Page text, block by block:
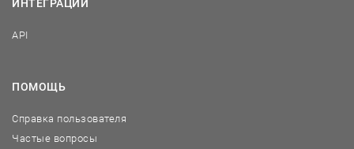
ИНТЕГРАЦИИ
API
ПОМОЩЬ
Справка пользователя
Частые вопросы